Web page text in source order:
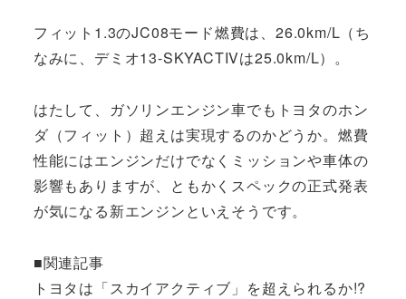
フィット1.3のJC08モード燃費は、26.0km/L（ち
なみに、デミオ13-SKYACTIVは25.0km/L）。
はたして、ガソリンエンジン車でもトヨタのホン
ダ（フィット）超えは実現するのかどうか。燃費
性能にはエンジンだけでなくミッションや車体の
影響もありますが、ともかくスペックの正式発表
が気になる新エンジンといえそうです。
■関連記事
トヨタは「スカイアクティブ」を超えられるか!?